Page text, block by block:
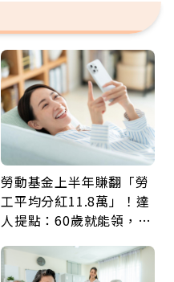
勞動基金上半年賺翻「勞
工平均分紅11.8萬」！達
人提點：60歲就能領，重